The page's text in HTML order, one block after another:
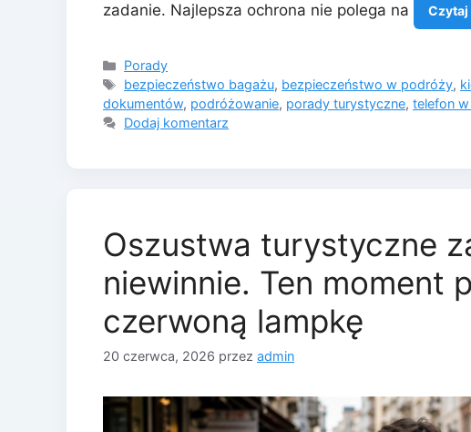
zadanie. Najlepsza ochrona nie polega na Czytaj
Kategorie
Porady
Tagi
bezpieczeństwo bagażu, bezpieczeństwo w podróży,
dokumentów, podróżowanie, porady turystyczne, telefon
Dodaj komentarz
Oszustwa turystyczne
niewinnie. Ten moment
czerwoną lampkę
20 czerwca, 2026 przez admin